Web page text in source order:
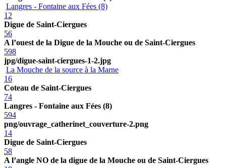
Langres - Fontaine aux Fées (8)
12
Digue de Saint-Ciergues
56
A l’ouest de la Digue de la Mouche ou de Saint-Ciergues
598
jpg/digue-saint-ciergues-1-2.jpg
La Mouche de la source à la Marne
16
Coteau de Saint-Ciergues
74
Langres - Fontaine aux Fées (8)
594
png/ouvrage_catherinet_couverture-2.png
14
Digue de Saint-Ciergues
58
A l’angle NO de la digue de la Mouche ou de Saint-Ciergues